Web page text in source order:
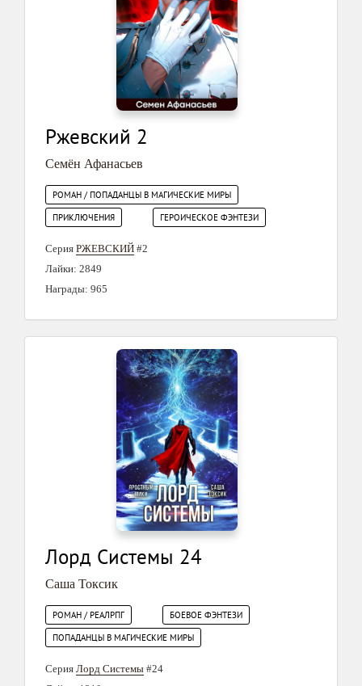
Ржевский 2
Семён Афанасьев
РОМАН / ПОПАДАНЦЫ В МАГИЧЕСКИЕ МИРЫ
ПРИКЛЮЧЕНИЯ
ГЕРОИЧЕСКОЕ ФЭНТЕЗИ
Серия РЖЕВСКИЙ #2
Лайки: 2849
Награды: 965
Лорд Системы 24
Саша Токсик
РОМАН / РЕАЛРПГ
БОЕВОЕ ФЭНТЕЗИ
ПОПАДАНЦЫ В МАГИЧЕСКИЕ МИРЫ
Серия Лорд Системы #24